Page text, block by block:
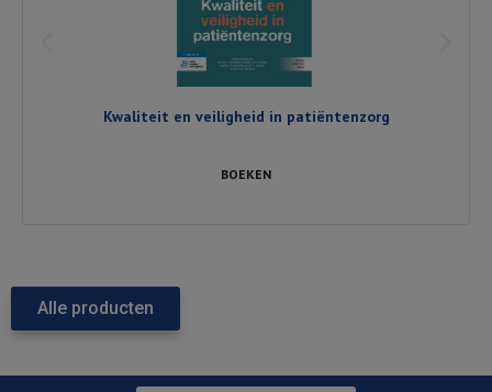
Kwaliteit en veiligheid in patiëntenzorg
BOEKEN
Alle producten